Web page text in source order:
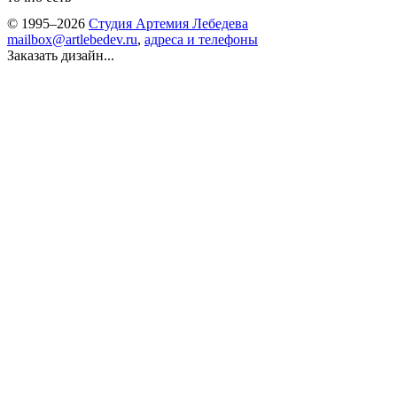
© 1995–2026 Студия Артемия Лебедева
mailbox@artlebedev.ru, адреса и телефоны
Заказать дизайн...